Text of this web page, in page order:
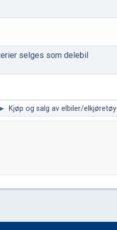
selges som delebil
► Kjøp og salg av elbiler/elkjøretøy